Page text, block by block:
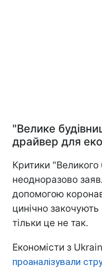
"Велике
драйвер для
Критики "Великого
неодноразово
допомогою
цинічно
тільки це не так.
Економісти з
проаналізували